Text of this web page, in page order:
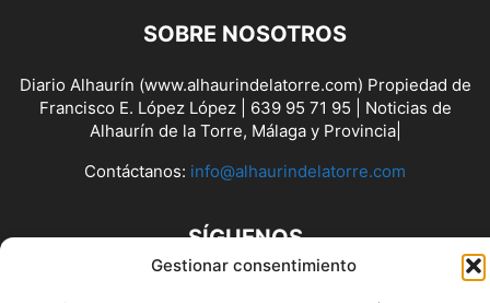
Gestionar consentimiento
SOBRE NOSOTROS
Diario Alhaurín (www.alhaurindelatorre.com) Propiedad de
Francisco E. López López | 639 95 71 95 | Noticias de
Alhaurín de la Torre, Málaga y Provincia|
Contáctanos: info@alhaurindelatorre.com
SÍGUENOS